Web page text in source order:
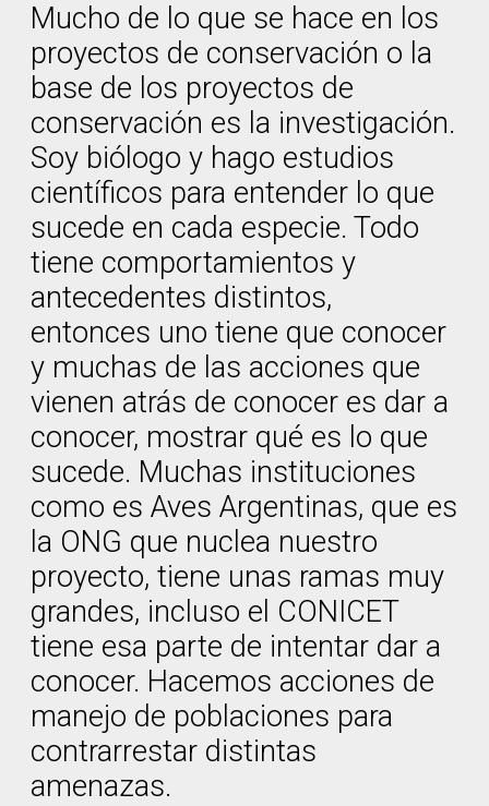
Mucho de lo que se hace en los
proyectos de conservación o la
base de los proyectos de
conservación es la investigación.
Soy biólogo y hago estudios
científicos para entender lo que
sucede en cada especie. Todo
tiene comportamientos y
antecedentes distintos,
entonces uno tiene que conocer
y muchas de las acciones que
vienen atrás de conocer es dar a
conocer, mostrar qué es lo que
sucede. Muchas instituciones
como es Aves Argentinas, que es
la ONG que nuclea nuestro
proyecto, tiene unas ramas muy
grandes, incluso el CONICET
tiene esa parte de intentar dar a
conocer. Hacemos acciones de
manejo de poblaciones para
contrarrestar distintas
amenazas.